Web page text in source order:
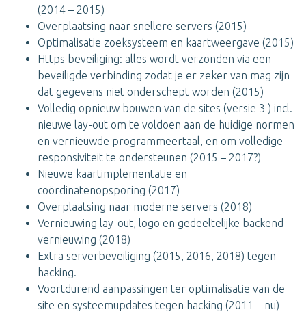
(2014 – 2015)
Overplaatsing naar snellere servers (2015)
Optimalisatie zoeksysteem en kaartweergave (2015)
Https beveiliging: alles wordt verzonden via een
beveiligde verbinding zodat je er zeker van mag zijn
dat gegevens niet onderschept worden (2015)
Volledig opnieuw bouwen van de sites (versie 3 ) incl.
nieuwe lay-out om te voldoen aan de huidige normen
en vernieuwde programmeertaal, en om volledige
responsiviteit te ondersteunen (2015 – 2017?)
Nieuwe kaartimplementatie en
coördinatenopsporing (2017)
Overplaatsing naar moderne servers (2018)
Vernieuwing lay-out, logo en gedeeltelijke backend-
vernieuwing (2018)
Extra serverbeveiliging (2015, 2016, 2018) tegen
hacking.
Voortdurend aanpassingen ter optimalisatie van de
site en systeemupdates tegen hacking (2011 – nu)